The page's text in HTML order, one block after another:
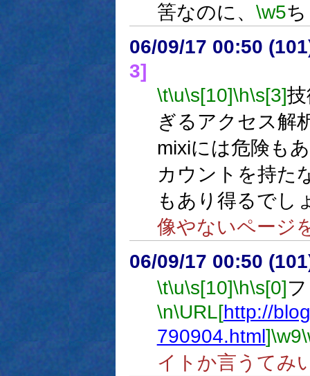
筈なのに、 \w5
06/09/17 00:50
3]
\t\u\s[10]\h\s[3]
ぎるアクセス解
mixiには危険も
カウントを持た
もあり得るでし
像やないページ
06/09/17 00:50
\t\u\s[10]\h\s[0]
\n\URL[http://
790904.html]\w9
イトか言うてみ